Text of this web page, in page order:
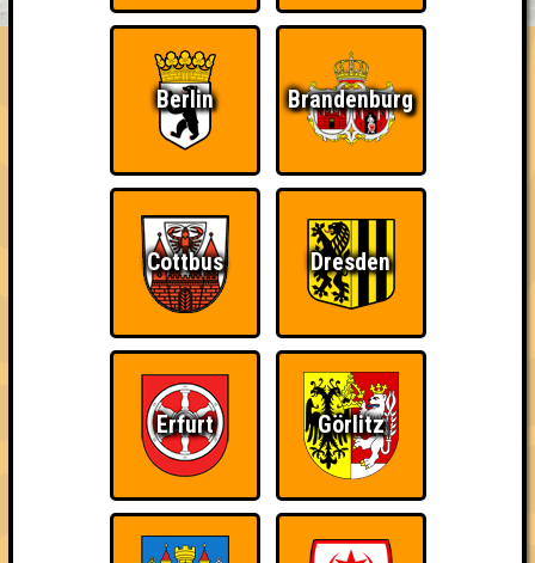
FAQ ÜBER UNS
QUIZLABOR Leipzig #196
· 15.10.2026 · StuK
Angemeldete Teams
Achtung! Wenn ihr beim Quiz dabei sein wollt, meldet euch über
die folgende Seite an:RESERVIERUNG
====================================
Berlin Brandenburg
Cottbus Dresden
Erfurt Görlitz